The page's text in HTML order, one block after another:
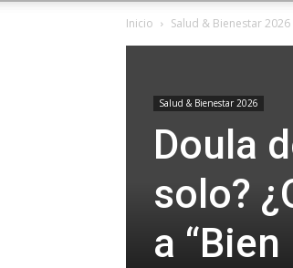
Inicio Salud & Bienestar 2026
Salud & Bienestar 2026
Doula
solo?
a